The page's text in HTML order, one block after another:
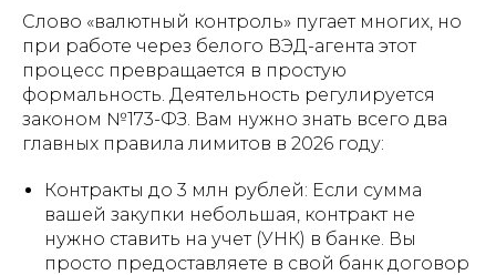
Слово «валютный контроль» пугает многих, но
при работе через белого ВЭД-агента этот
процесс превращается в простую
формальность. Деятельность регулируется
законом №173-ФЗ. Вам нужно знать всего два
главных правила лимитов в 2026 году:
Контракты до 3 млн рублей: Если сумма
вашей закупки небольшая, контракт не
нужно ставить на учет (УНК) в банке. Вы
просто предоставляете в свой банк договор